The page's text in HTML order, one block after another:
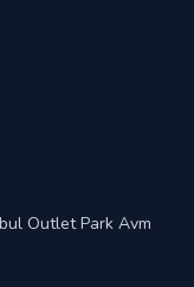
Outlet Park Avm